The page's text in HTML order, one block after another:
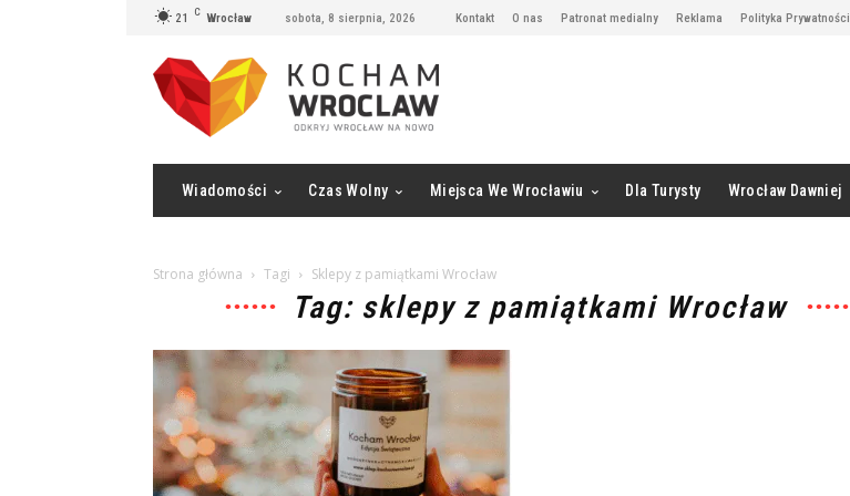
21 C Wrocław sobota, 8 sierpnia, 2026 Kontakt O nas Patronat medialny Reklama Polityka Prywatności
Wiadomości Czas Wolny Miejsca We Wrocławiu Dla Turysty Wrocław Dawniej
Strona główna Tagi Sklepy z pamiątkami Wrocław
Tag: sklepy z pamiątkami Wrocław